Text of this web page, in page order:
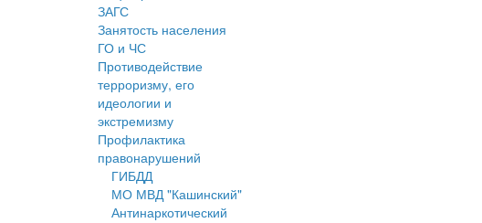
ЗАГС
Занятость населения
ГО и ЧС
Противодействие
терроризму, его
идеологии и
экстремизму
Профилактика
правонарушений
ГИБДД
МО МВД "Кашинский"
Антинаркотический